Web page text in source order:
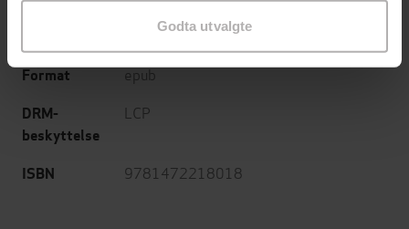
Godta utvalgte
English
Format epub
DRM-
beskyttelse
LCP
ISBN 9781472218018